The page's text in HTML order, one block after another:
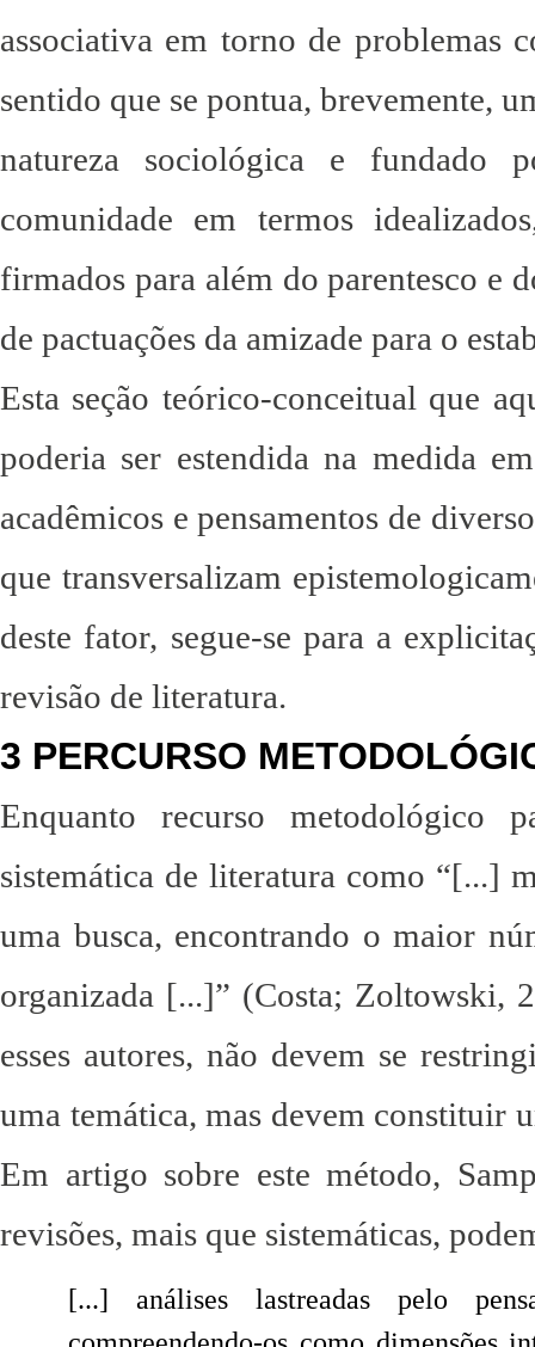
associativa em torno de problemas
sentido que se pontua, brevemente,
natureza sociológica e fundado
comunidade em termos
firmados para além do parentesco e
de pactuações da amizade para o
Esta seção teórico-conceitual que
poderia ser estendida na medida
acadêmicos e pensamentos de
que transversalizam
deste fator, segue-se para a
revisão de literatura.
3 PERCURSO
Enquanto recurso metodológico
sistemática de literatura como “[...]
uma busca, encontrando o maior
organizada [...]” (Costa; Zoltowski,
esses autores, não devem se
uma temática, mas devem constituir
Em artigo sobre este método,
revisões, mais que sistemáticas,
[...] análises lastreadas pelo